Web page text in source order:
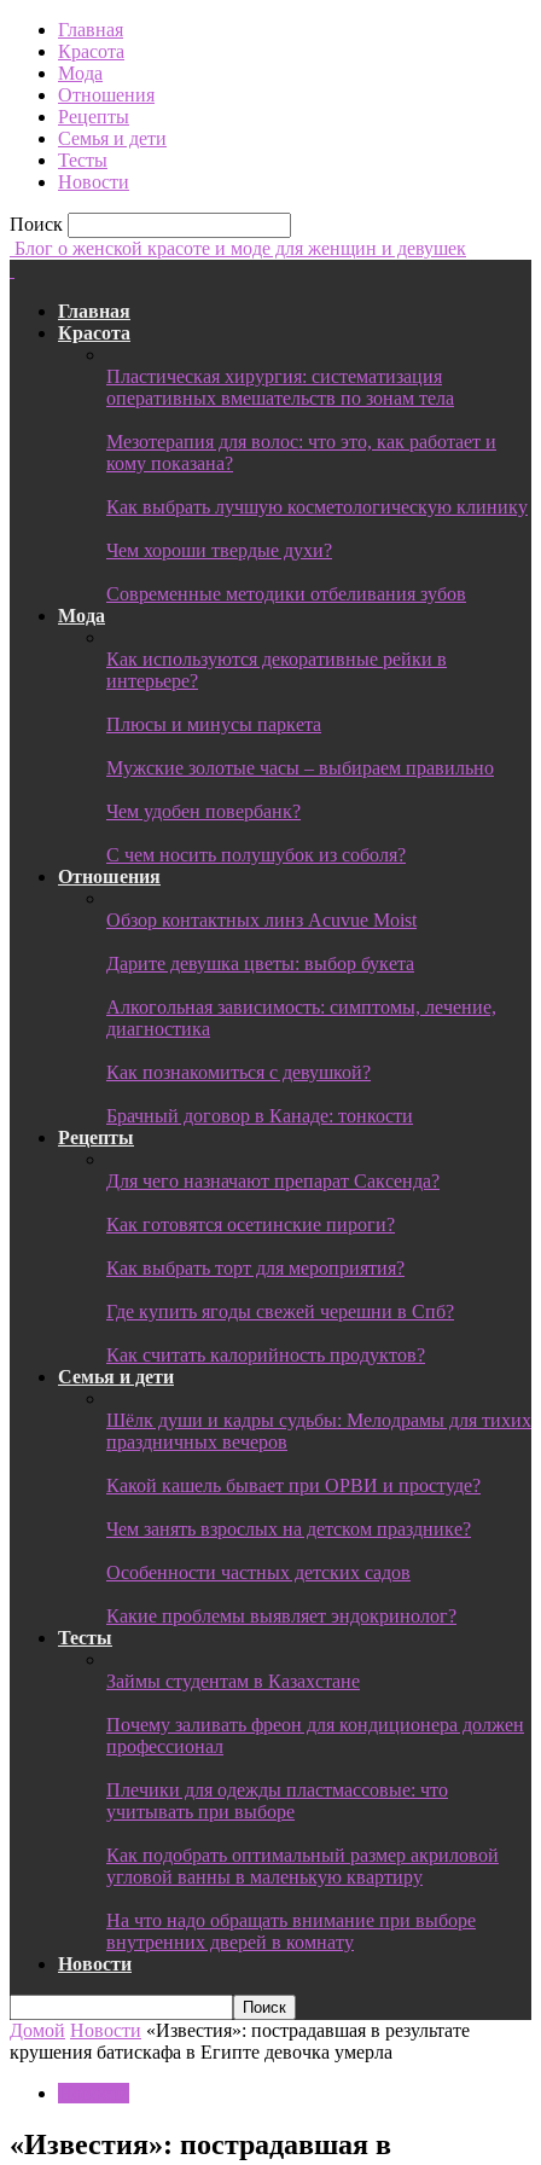
Главная
Красота
Мода
Отношения
Рецепты
Семья и дети
Тесты
Новости
Поиск
Блог о женской красоте и моде для женщин и девушек
Главная
Красота
Пластическая хирургия: систематизация
оперативных вмешательств по зонам тела
Мезотерапия для волос: что это, как работает и
кому показана?
Как выбрать лучшую косметологическую клинику
Чем хороши твердые духи?
Современные методики отбеливания зубов
Мода
Как используются декоративные рейки в
интерьере?
Плюсы и минусы паркета
Мужские золотые часы – выбираем правильно
Чем удобен повербанк?
С чем носить полушубок из соболя?
Отношения
Обзор контактных линз Acuvue Moist
Дарите девушка цветы: выбор букета
Алкогольная зависимость: симптомы, лечение,
диагностика
Как познакомиться с девушкой?
Брачный договор в Канаде: тонкости
Рецепты
Для чего назначают препарат Саксенда?
Как готовятся осетинские пироги?
Как выбрать торт для мероприятия?
Где купить ягоды свежей черешни в Спб?
Как считать калорийность продуктов?
Семья и дети
Шёлк души и кадры судьбы: Мелодрамы для тихих
праздничных вечеров
Какой кашель бывает при ОРВИ и простуде?
Чем занять взрослых на детском празднике?
Особенности частных детских садов
Какие проблемы выявляет эндокринолог?
Тесты
Займы студентам в Казахстане
Почему заливать фреон для кондиционера должен
профессионал
Плечики для одежды пластмассовые: что
учитывать при выборе
Как подобрать оптимальный размер акриловой
угловой ванны в маленькую квартиру
На что надо обращать внимание при выборе
внутренних дверей в комнату
Новости
Домой Новости «Известия»: пострадавшая в результате
крушения батискафа в Египте девочка умерла
«Известия»: пострадавшая в